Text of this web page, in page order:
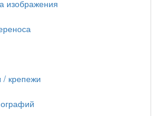
изображения
/ крепежи